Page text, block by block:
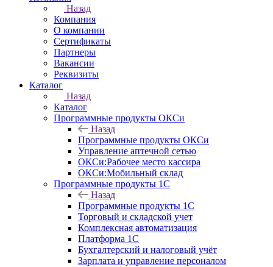
Назад
Компания
О компании
Сертификаты
Партнеры
Вакансии
Реквизиты
Каталог
Назад
Каталог
Программные продукты ОКСи
Назад
Программные продукты ОКСи
Управление аптечной сетью
ОКСи:Рабочее место кассира
ОКСи:Мобильный склад
Программные продукты 1С
Назад
Программные продукты 1С
Торговый и складской учет
Комплексная автоматизация
Платформа 1С
Бухгалтерский и налоговый учёт
Зарплата и управление персоналом